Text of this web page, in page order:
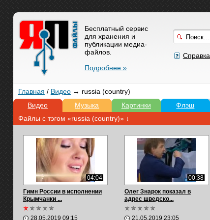
Справка
Бесплатный сервис
для хранения и
публикации медиа-
файлов.
Подробнее »
Главная / Видео→ russia (country)
Видео
Музыка Картинки Флэш
Файлы с тэгом «russia (country)» ↓
04:04
Гимн России в исполнении
Крымчанки ...
28.05.2019 09:15
00:38
Олег Знарок показал в
адрес шведско...
21.05.2019 23:05